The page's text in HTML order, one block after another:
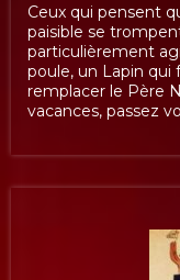
Ceux qui pensent
paisible se
particulièrement
poule, un Lapin qui
remplacer le Père
vacances, passez